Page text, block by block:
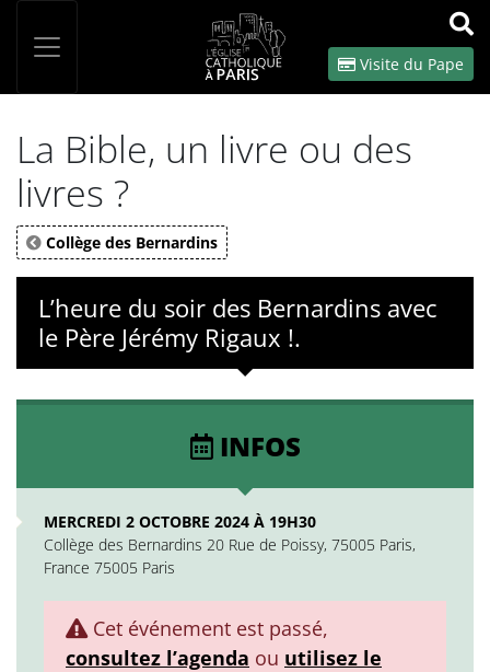
OK
Visite du Pape
La Bible, un livre ou des
livres ?
Collège des Bernardins
L’heure du soir des Bernardins avec
le Père Jérémy Rigaux !.
INFOS
MERCREDI 2 OCTOBRE 2024 À 19H30
Collège des Bernardins 20 Rue de Poissy, 75005 Paris,
France 75005 Paris
Cet événement est passé,
consultez l’agenda ou utilisez le
Panneau de gestion des cookies